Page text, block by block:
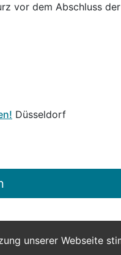
unserer Webseite
vor dem Abschluss
Düsseldorf